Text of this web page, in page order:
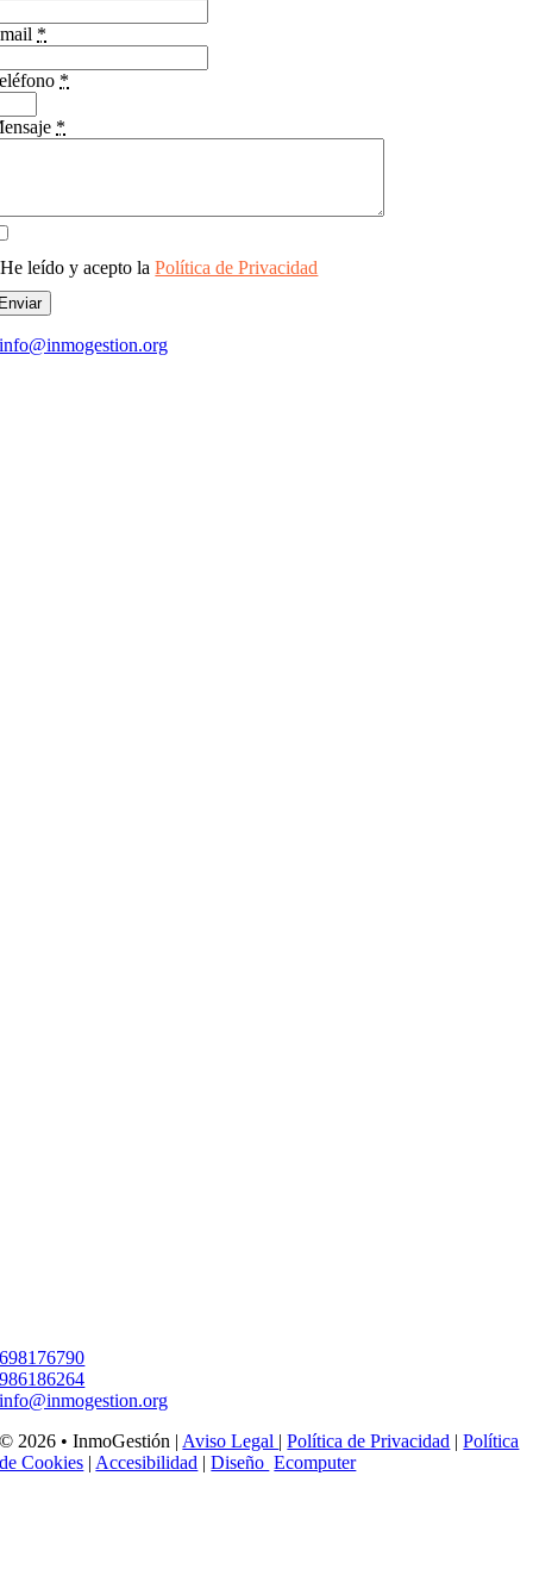
*
*
*
He leído y acepto laPolítica de Privacidad
info@inmogestion.org
698176790
986186264
info@inmogestion.org
© 2026 • InmoGestión | Aviso Legal |Política de Privacidad |Política
de Cookies | Accesibilidad |Diseño Ecomputer